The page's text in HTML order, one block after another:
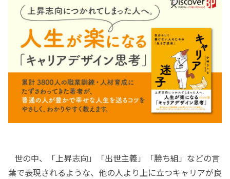
世の中、「上昇志向」「出世主義」「勝ち組」などの言
葉で表現されるような、他の人より上に立つキャリアが良